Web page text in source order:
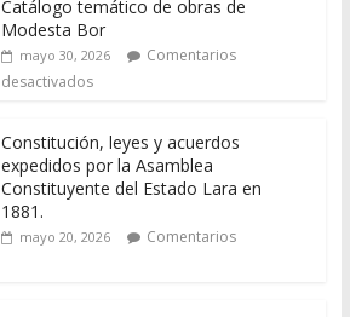
Catálogo temático de obras de
Modesta Bor
mayo 30, 2026
Comentarios
desactivados
Constitución, leyes y acuerdos
expedidos por la Asamblea
Constituyente del Estado Lara en
1881.
mayo 20, 2026
Comentarios